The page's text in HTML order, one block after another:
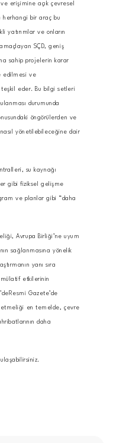
erişimine açık çevresel
herhangi bir araç bu
yatırımlar ve onların
SÇD, geniş
sahip projelerin karar
edilmesi ve
teşkil eder. Bu bilgi setleri
durumunda
öngörülerden ve
yönetilebileceğine dair
su kaynağı
gibi fiziksel gelişme
ve planlar gibi “daha
Avrupa Birliği’ne uyum
sağlanmasına yönelik
yanı sıra
etkilerinin
Gazete’de
en temelde, çevre
daha